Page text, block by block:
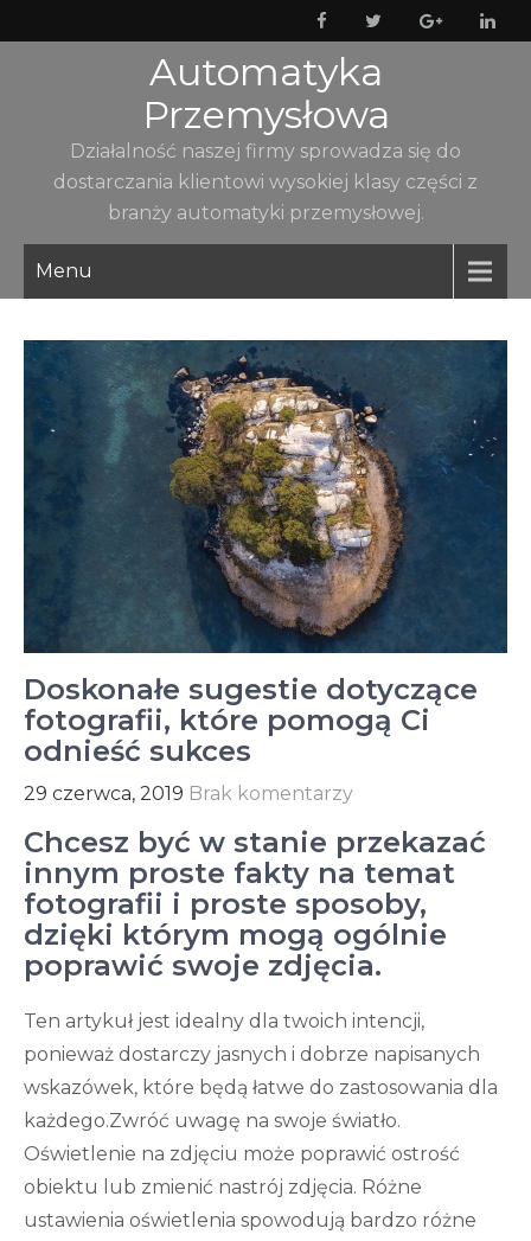
to
Automatyka
Przemysłowa
Działalność naszej firmy sprowadza się do
dostarczania klientowi wysokiej klasy części z
branży automatyki przemysłowej.
Menu
Doskonałe sugestie dotyczące
fotografii, które pomogą Ci
odnieść sukces
29 czerwca, 2019 Brak komentarzy
Chcesz być w stanie przekazać
innym proste fakty na temat
fotografii i proste sposoby,
dzięki którym mogą ogólnie
poprawić swoje zdjęcia.
Ten artykuł jest idealny dla twoich intencji,
ponieważ dostarczy jasnych i dobrze napisanych
wskazówek, które będą łatwe do zastosowania dla
każdego.Zwróć uwagę na swoje światło.
Oświetlenie na zdjęciu może poprawić ostrość
obiektu lub zmienić nastrój zdjęcia. Różne
ustawienia oświetlenia spowodują bardzo różne